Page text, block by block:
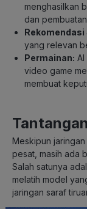
menghasilkan
dan
Rekomendasi
yang relevan
Permainan:
video game
membuat
Meskipun
pesat, masih ada
Salah satunya
melatih model
jaringan saraf